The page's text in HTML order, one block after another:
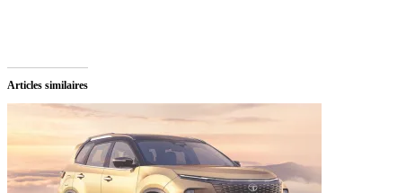
Articles similaires